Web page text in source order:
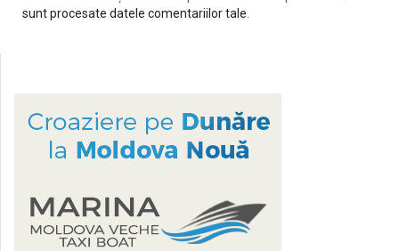
sunt procesate datele comentariilor tale.